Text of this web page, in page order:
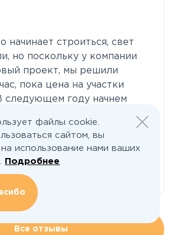
начинает строиться, свет
но поскольку у компании
проект, мы решили
пока цена на участки
следующем году начнем
Понравилось, что
рядом большое село с
ок с общественным
Все отзывы
файлы cookie.
сайтом, вы
использование нами ваших
Подробнее